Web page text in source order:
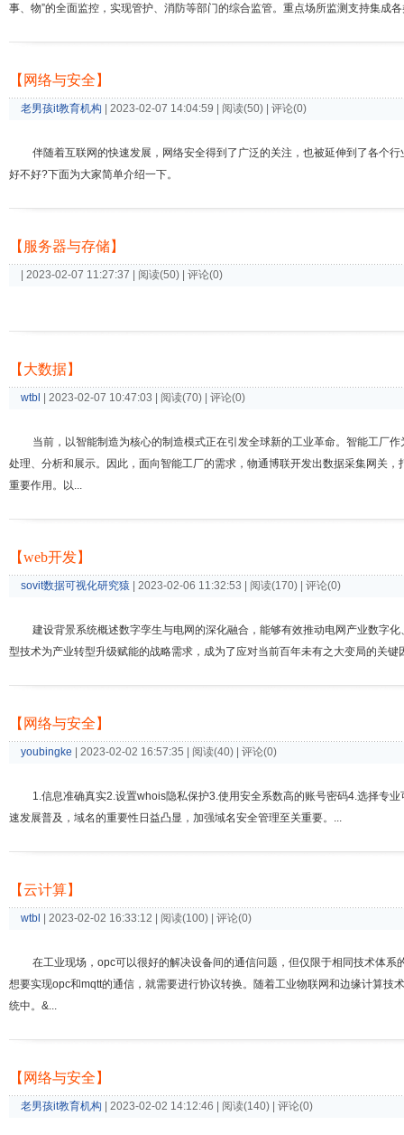
事、物”的全面监控，实现管护、消防等部门的综合监管。重点场所监测支持集成
【网络与安全】
老男孩it教育机构 | 2023-02-07 14:04:59 | 阅读(50) | 评论(0)
伴随着互联网的快速发展，网络安全得到了广泛的关注，也被延伸到了各个
好不好?下面为大家简单介绍一下。
【服务器与存储】
| 2023-02-07 11:27:37 | 阅读(50) | 评论(0)
【大数据】
wtbl | 2023-02-07 10:47:03 | 阅读(70) | 评论(0)
当前，以智能制造为核心的制造模式正在引发全球新的工业革命。智能工厂
处理、分析和展示。因此，面向智能工厂的需求，物通博联开发出数据采集网关
重要作用。以...
【web开发】
sovit数据可视化研究猿 | 2023-02-06 11:32:53 | 阅读(170) | 评论(0)
建设背景系统概述数字孪生与电网的深化融合，能够有效推动电网产业数字
型技术为产业转型升级赋能的战略需求，成为了应对当前百年未有之大变局的关
【网络与安全】
youbingke | 2023-02-02 16:57:35 | 阅读(40) | 评论(0)
1.信息准确真实2.设置whois隐私保护3.使用安全系数高的账号密码4.选择专
速发展普及，域名的重要性日益凸显，加强域名安全管理至关重要。...
【云计算】
wtbl | 2023-02-02 16:33:12 | 阅读(100) | 评论(0)
在工业现场，opc可以很好的解决设备间的通信问题，但仅限于相同技术体
想要实现opc和mqtt的通信，就需要进行协议转换。随着工业物联网和边缘计算
统中。&...
【网络与安全】
老男孩it教育机构 | 2023-02-02 14:12:46 | 阅读(140) | 评论(0)